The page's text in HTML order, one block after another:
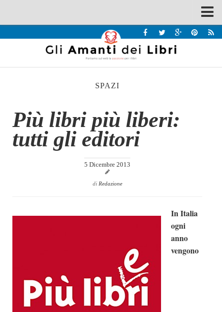
Recensioni
Interviste & Incontri
Chi siamo
Contatti
Chi siamo
Autori
Generi
SPAZI
Più libri più liberi:
tutti gli editori
5 Dicembre 2013
di Redazione
In Italia
ogni
anno
vengono